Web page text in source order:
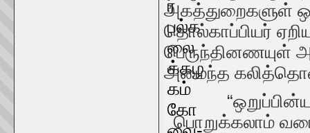
அகத்துறைகளுள்
தொல்காப்பியர்
பெருந்தினணயுள்
அமைந்த
“ஒறுப்பின்யான்
பொறுக்கலாம்